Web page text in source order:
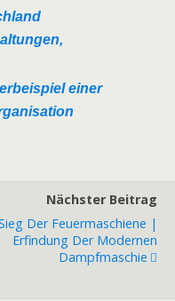
einer
Nächster Beitrag
Der Feuermaschiene |
Erfindung Der Modernen
Dampfmaschie